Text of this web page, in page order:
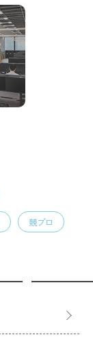
競プロ